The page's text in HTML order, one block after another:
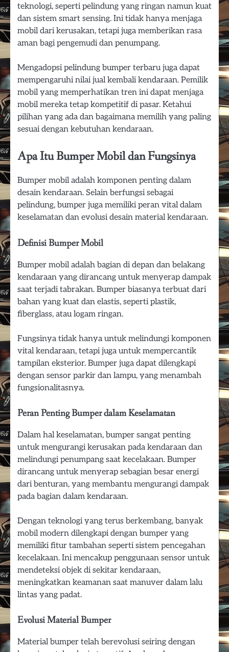
teknologi, seperti pelindung yang ringan namun kuat
dan sistem smart sensing. Ini tidak hanya menjaga
mobil dari kerusakan, tetapi juga memberikan rasa
aman bagi pengemudi dan penumpang.
Mengadopsi pelindung bumper terbaru juga dapat
mempengaruhi nilai jual kembali kendaraan. Pemilik
mobil yang memperhatikan tren ini dapat menjaga
mobil mereka tetap kompetitif di pasar. Ketahui
pilihan yang ada dan bagaimana memilih yang paling
sesuai dengan kebutuhan kendaraan.
Apa Itu Bumper Mobil dan Fungsinya
Bumper mobil adalah komponen penting dalam
desain kendaraan. Selain berfungsi sebagai
pelindung, bumper juga memiliki peran vital dalam
keselamatan dan evolusi desain material kendaraan.
Definisi Bumper Mobil
Bumper mobil adalah bagian di depan dan belakang
kendaraan yang dirancang untuk menyerap dampak
saat terjadi tabrakan. Bumper biasanya terbuat dari
bahan yang kuat dan elastis, seperti plastik,
fiberglass, atau logam ringan.
Fungsinya tidak hanya untuk melindungi komponen
vital kendaraan, tetapi juga untuk mempercantik
tampilan eksterior. Bumper juga dapat dilengkapi
dengan sensor parkir dan lampu, yang menambah
fungsionalitasnya.
Peran Penting Bumper dalam Keselamatan
Dalam hal keselamatan, bumper sangat penting
untuk mengurangi kerusakan pada kendaraan dan
melindungi penumpang saat kecelakaan. Bumper
dirancang untuk menyerap sebagian besar energi
dari benturan, yang membantu mengurangi dampak
pada bagian dalam kendaraan.
Dengan teknologi yang terus berkembang, banyak
mobil modern dilengkapi dengan bumper yang
memiliki fitur tambahan seperti sistem pencegahan
kecelakaan. Ini mencakup penggunaan sensor untuk
mendeteksi objek di sekitar kendaraan,
meningkatkan keamanan saat manuver dalam lalu
lintas yang padat.
Evolusi Material Bumper
Material bumper telah berevolusi seiring dengan